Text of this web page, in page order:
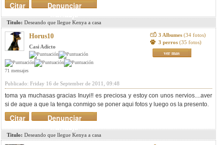
Denunciar
mensaje
Citar
Titulo: Deseando que llegue Kenya a casa
Horus10
Casi Adicto
71 mensajes
3 Albumes (34 fotos)
3 perros (35 fotos)
ver mas
Publicado: Friday 16 de September de 2011, 09:48
toma ya muchasas gracias Inuyi!! es preciosa y estoy con unos nervios....aver
si de aque a que la tenga conmigo se poner aqui fotos y luego os la presento.
Denunciar
mensaje
Citar
Titulo: Deseando que llegue Kenya a casa